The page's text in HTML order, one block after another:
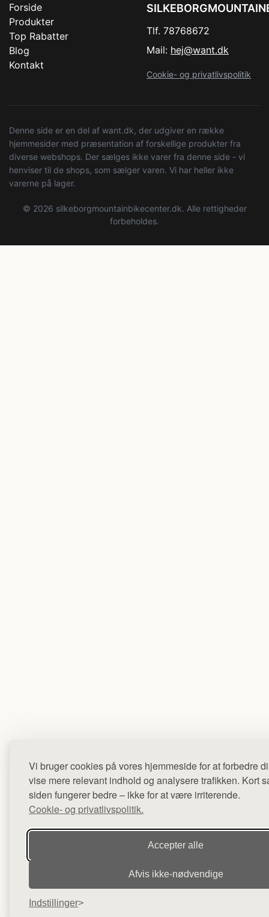
Vi bruger cookies på vores hjemmeside for at forbedre
vise mere relevant indhold og analysere trafikken. Kort
siden fungerer bedre – ikke for at være irriterende.
Cookie- og privatlivspolitik.
Accepter alle
Afvis ikke‑nødvendige
Indstillinger
Forside
Produkter
Top Rabatter
Blog
Kontakt
Tlf. 78768672
Mail: hej@want.dk
Cookie- og privatlivspolitik
Denne side er en del af want.dk, der udgiver en række
hjemmesider med præsentation af forskellige produkter fra
diverse webshops. Der sælges ikke varer fra denne side - vi
henviser til de shops, som sælger varen. Vi har heller ikke
varerne på lager.
© 2026 silkeborgmountainbikecenter.dk. Alle rettigheder
forbeholdes.